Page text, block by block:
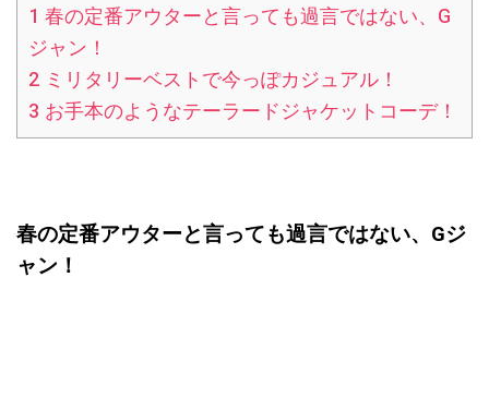
1 春の定番アウターと言っても過言ではない、G
ジャン！
2ミリタリーベストで今っぽカジュアル！
3 お手本のようなテーラードジャケットコーデ！
春の定番アウターと言っても過言ではない、Gジ
ャン！